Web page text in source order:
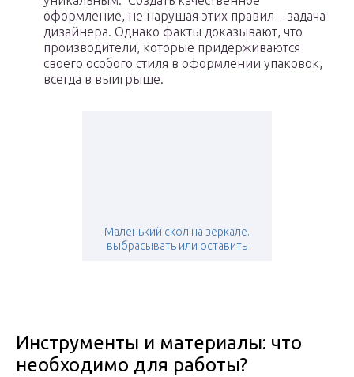
оформление, не нарушая этих правил – задача
дизайнера. Однако факты доказывают, что
производители, которые придерживаются
своего особого стиля в оформлении упаковок,
всегда в выигрыше.
Маленький скол на зеркале.
выбрасывать или оставить
Инструменты и материалы: что
необходимо для работы?